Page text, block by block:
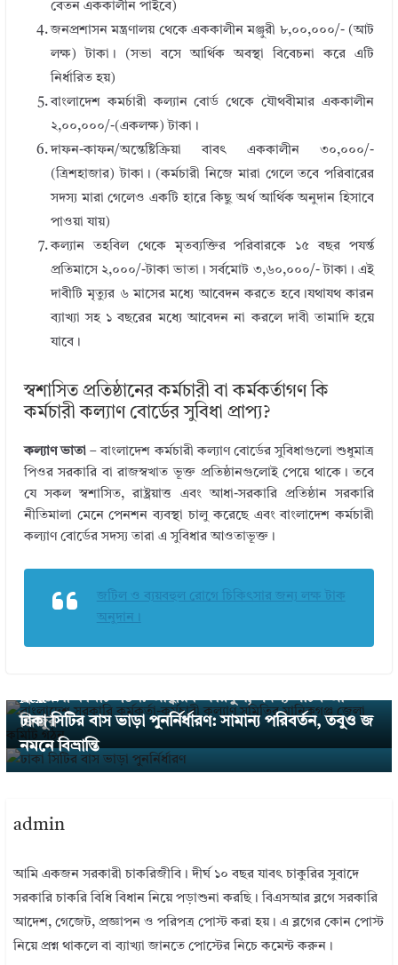
বেতন এককালীন পাইবে)
জনপ্রশাসন মন্ত্রণালয় থেকে এককালীন মঞ্জুরী ৮,০০,০০০/- (আট
লক্ষ) টাকা। (সভা বসে আর্থিক অবস্থা বিবেচনা করে এটি
নির্ধারিত হয়)
বাংলাদেশ কমর্চারী কল্যান বোর্ড থেকে যৌথবীমার এককালীন
২,০০,০০০/-(একলক্ষ) টাকা।
দাফন-কাফন/অন্তেষ্টিক্রিয়া বাবৎ এককালীন ৩০,০০০/-
(ত্রিশহাজার) টাকা। (কর্মচারী নিজে মারা গেলে তবে পরিবারের
সদস্য মারা গেলেও একটি হারে কিছু অর্থ আর্থিক অনুদান হিসাবে
পাওয়া যায়)
কল্যান তহবিল থেকে মৃতব্যক্তির পরিবারকে ১৫ বছর পযর্ন্ত
প্রতিমাসে ২,০০০/-টাকা ভাতা। সর্বমোট ৩,৬০,০০০/- টাকা। এই
দাবীটি মৃত্যুর ৬ মাসের মধ্যে আবেদন করতে হবে।যথাযথ কারন
ব্যাখ্যা সহ ১ বছরের মধ্যে আবেদন না করলে দাবী তামাদি হয়ে
যাবে।
স্বশাসিত প্রতিষ্ঠানের কর্মচারী বা কর্মকর্তাগণ কি
কর্মচারী কল্যাণ বোর্ডের সুবিধা প্রাপ্য?
কল্যাণ ভাতা– বাংলাদেশ কর্মচারী কল্যাণ বোর্ডের সুবিধাগুলো শুধুমাত্র
পিওর সরকারি বা রাজস্বখাত ভূক্ত প্রতিষ্ঠানগুলোই পেয়ে থাকে। তবে
যে সকল স্বশাসিত, রাষ্ট্রয়াত্ত এবং আধা-সরকারি প্রতিষ্ঠান সরকারি
নীতিমালা মেনে পেনশন ব্যবস্থা চালু করেছে এবং বাংলাদেশ কর্মচারী
কল্যাণ বোর্ডের সদস্য তারা এ সুবিধার আওতাভূক্ত।
জটিল ও ব্যয়বহুল রোগে চিকিৎসার জন্য লক্ষ টাক
অনুদান।
← Previous
ঞ্জ জেলা কমিটি গঠন: আহ্বায়ক ফরিদুল, সদস্য সচিব আ
জিজুর
Next →
ঢাকা সিটির বাস ভাড়া পুনর্নির্ধারণ: সামান্য পরিবর্তন, তবুও জ
নমনে বিভ্রান্তি
admin
আমি একজন সরকারী চাকরিজীবি। দীর্ঘ ১০ বছর যাবৎ চাকুরির সুবাদে
সরকারি চাকরি বিধি বিধান নিয়ে পড়াশুনা করছি। বিএসআর ব্লগে সরকারি
আদেশ, গেজেট, প্রজ্ঞাপন ও পরিপত্র পোস্ট করা হয়। এ ব্লগের কোন পোস্ট
নিয়ে প্রশ্ন থাকলে বা ব্যাখ্যা জানতে পোস্টের নিচে কমেন্ট করুন।